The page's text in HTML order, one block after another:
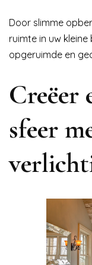
Door slimme
ruimte in uw
opgeruimde en
Creëer
sfeer